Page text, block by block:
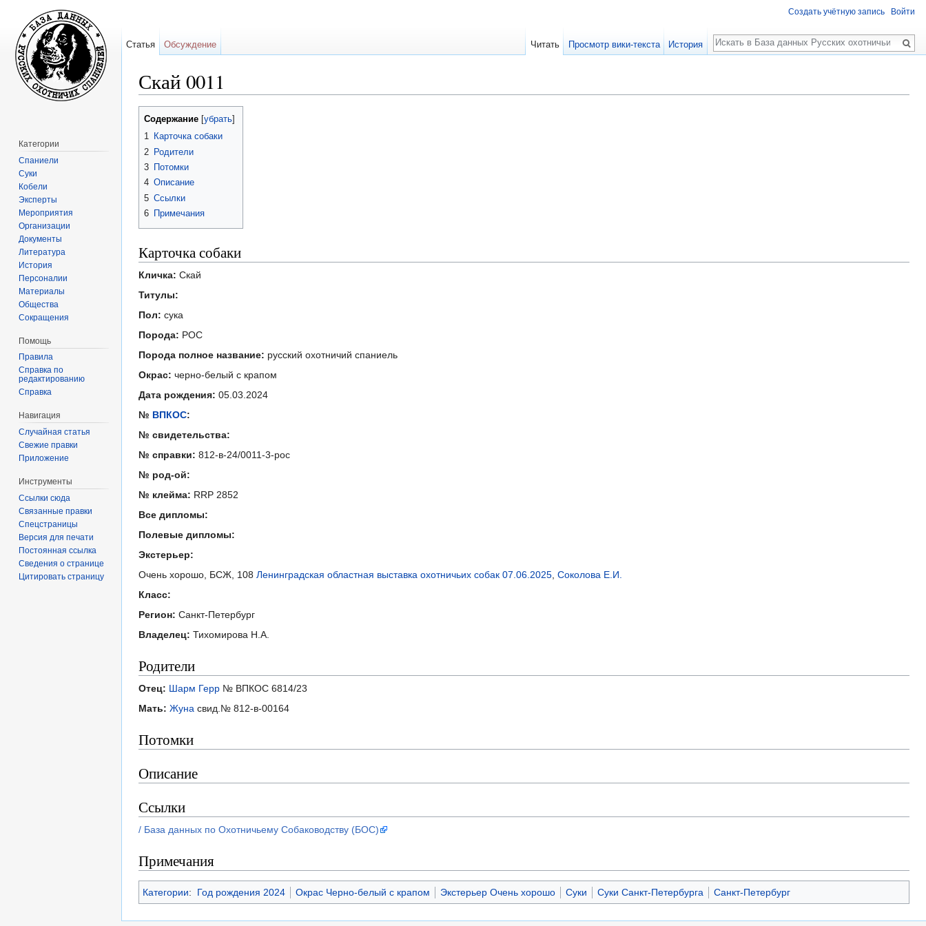
Скай 0011
Содержание убрать
1 Карточка собаки
2 Родители
3 Потомки
4 Описание
5 Ссылки
6 Примечания
Карточка собаки
Кличка: Скай
Титулы:
Пол: сука
Порода: РОС
Порода полное название: русский охотничий спаниель
Окрас: черно-белый с крапом
Дата рождения: 05.03.2024
№ ВПКОС:
№ свидетельства:
№ справки: 812-в-24/0011-3-рос
№ род-ой:
№ клейма: RRP 2852
Все дипломы:
Полевые дипломы:
Экстерьер:
Очень хорошо, БСЖ, 108 Ленинградская областная выставка охотничьих собак 07.06.2025, Соколова Е.И.
Класс:
Регион: Санкт-Петербург
Владелец: Тихомирова Н.А.
Родители
Отец: Шарм Герр № ВПКОС 6814/23
Мать: Жуна свид.№ 812-в-00164
Потомки
Описание
Ссылки
/ База данных по Охотничьему Собаководству (БОС)
Примечания
Категории: Год рождения 2024 Окрас Черно-белый с крапом Экстерьер Очень хорошо Суки Суки Санкт-Петербурга Санкт-Петербург
Создать учётную запись Войти
Статья Обсуждение Читать Просмотр вики-текста История
Поиск
Категории
Спаниели
Суки
Кобели
Эксперты
Мероприятия
Организации
Документы
Литература
История
Персоналии
Материалы
Общества
Сокращения
Помощь
Правила
Справка по
редактированию
Справка
Навигация
Случайная статья
Свежие правки
Приложение
Инструменты
Ссылки сюда
Связанные правки
Спецстраницы
Версия для печати
Постоянная ссылка
Сведения о странице
Цитировать страницу